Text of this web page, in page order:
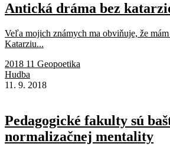
Antická dráma bez
Veľa mojich známych ma obviňuje, že
Katarziu...
2018 11 Geopoetika
Hudba
11. 9. 2018
Pedagogické fakulty sú
normalizačnej mentality